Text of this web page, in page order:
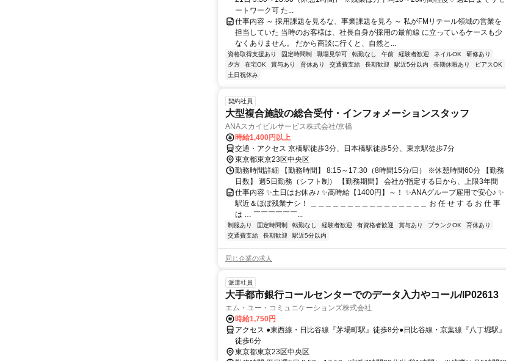
ートワーク可 た...
仕事内容 ～ 採用課題を見るな、事業課題を見ろ ～ 私がFMリテール領域の営業を
担当していた 当時のお客様は、社長自身が採用の最前線 に立っているケースも少
なくありません。 だから商談に行くと、自然と...
資格取得支援あり 固定時間制 職場見学可 転勤なし 午前 経験者歓迎 ネイルOK
研修あり
夕方
在宅OK 賞与あり 育休あり 交通費支給 長期歓迎 駅近5分以内 長期休暇あり
ピアスOK
土日祝休み
契約社員
大型複合施設の総合受付・インフォメーションスタッフ
ANAスカイビルサービス株式会社/京橋
時給1,400円以上
交通・アクセス 京橋駅徒歩3分、日本橋駅徒歩5分、東京駅徒歩7分
東京都東京23区中央区
勤務時間詳細 【勤務時間】 8:15～17:30（8時間15分/日） ※休憩時間60分 【勤務
日数】 週5⽇勤務（シフト制） 【勤務期間】 会社が指定する日から、上限3年間
仕事内容 ✨土日はお休み♪ ✨高時給【1400円】～！ ✨ANAグループ雇用で安心♪ ✨
駅近＆ほぼ残業ナシ！ ＿＿＿＿＿＿＿＿＿＿＿＿＿＿＿＿ お 任 せ す る お 仕 事
は … ￣￣￣￣￣￣...
制服あり 固定時間制 転勤なし 経験者歓迎 有資格者歓迎 賞与あり ブランクOK
育休あり
交通費支給
長期歓迎 駅近5分以内
同じ企業の求人
派遣社員
大手都市銀行コールセンターでのデータ入力やコール/IP02613
エム・ユー・コミュニケーションズ株式会社
時給1,750円
アクセス ●東西線・日比谷線『茅場町駅』徒歩8分●日比谷線・京葉線『八丁堀駅』
徒歩6分
東京都東京23区中央区